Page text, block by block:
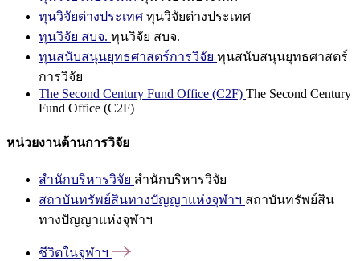
ทุนวิจัยต่างประเทศ ทุนวิจัยต่างประเทศ
ทุนวิจัย สบจ. ทุนวิจัย สบจ.
ทุนสนับสนุนยุทธศาสตร์การวิจัย ทุนสนับสนุนยุทธศาสตร์
การวิจัย
The Second Century Fund Office (C2F) The Second Century
Fund Office (C2F)
หน่วยงานด้านการวิจัย
สำนักบริหารวิจัย สำนักบริหารวิจัย
สถาบันทรัพย์สินทางปัญญาแห่งจุฬาฯ สถาบันทรัพย์สิน
ทางปัญญาแห่งจุฬาฯ
ชีวิตในจุฬาฯ